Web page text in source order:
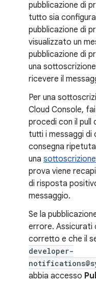
pubblicazione di
tutto sia
pubblicazione di
visualizzato un
pubblicazione di
una
ricevere il
Per una
Cloud Console,
procedi con il pull
tutti i messaggi di
consegna
una
prova viene
di risposta
messaggio.
Se la
errore. Assicurati
corretto e che il
developer-
abbia accesso